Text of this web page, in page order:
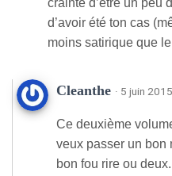
crainte d’être un peu
d’avoir été ton cas
moins satirique que
Cleanthe · 5 juin
Ce deuxième
veux passer un bon
bon fou rire ou